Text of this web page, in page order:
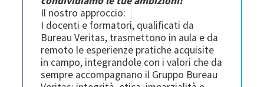
Il nostro approccio:
I docenti e formatori, qualificati da
Bureau Veritas, trasmettono in aula e da
remoto le esperienze pratiche acquisite
in campo, integrandole con i valori che da
sempre accompagnano il Gruppo Bureau